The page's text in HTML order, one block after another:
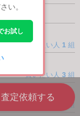
買いたい人 1 組
買いたい人 3 組
買いたい人 組
い。
お試し